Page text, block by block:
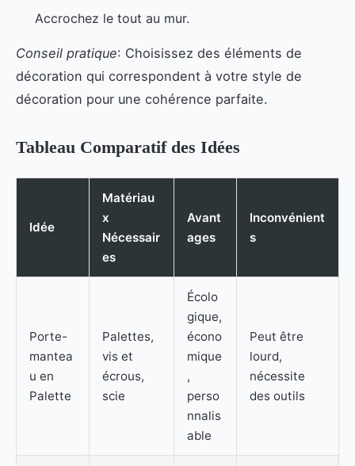
Accrochez le tout au mur.
Conseil pratique: Choisissez des éléments de
décoration qui correspondent à votre style de
décoration pour une cohérence parfaite.
Tableau Comparatif des Idées
Idée
Matériau
x
Nécessair
es
Avant
ages
Inconvénient
s
Porte-
mantea
u en
Palette
Palettes,
vis et
écrous,
scie
Écolo
gique,
écono
mique
,
perso
nnalis
able
Peut être
lourd,
nécessite
des outils